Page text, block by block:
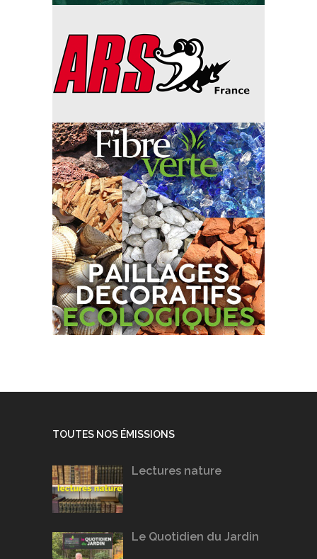
TOUTES NOS ÉMISSIONS
Lectures nature
Le Quotidien du Jardin